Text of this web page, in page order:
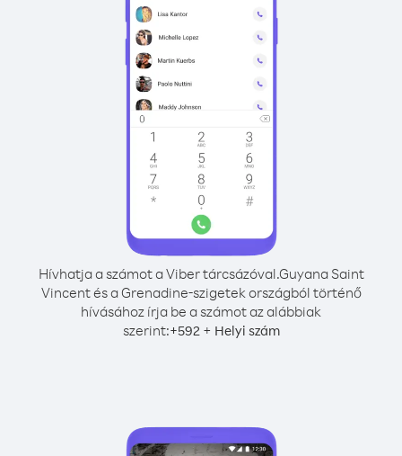
Hívhatja a számot a Viber tárcsázóval.Guyana Saint
Vincent és a Grenadine-szigetek országból történő
hívásához írja be a számot az alábbiak
szerint:+592+ Helyi szám